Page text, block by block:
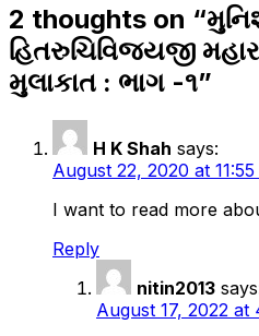
2 thoughts on “
હિતરુચિવિજયજી
મુલાકાત : ભાગ -૧”
H K Shah says:
August 22, 2020 at
I want to read more
Reply
nitin2013
August 17, 2022 at